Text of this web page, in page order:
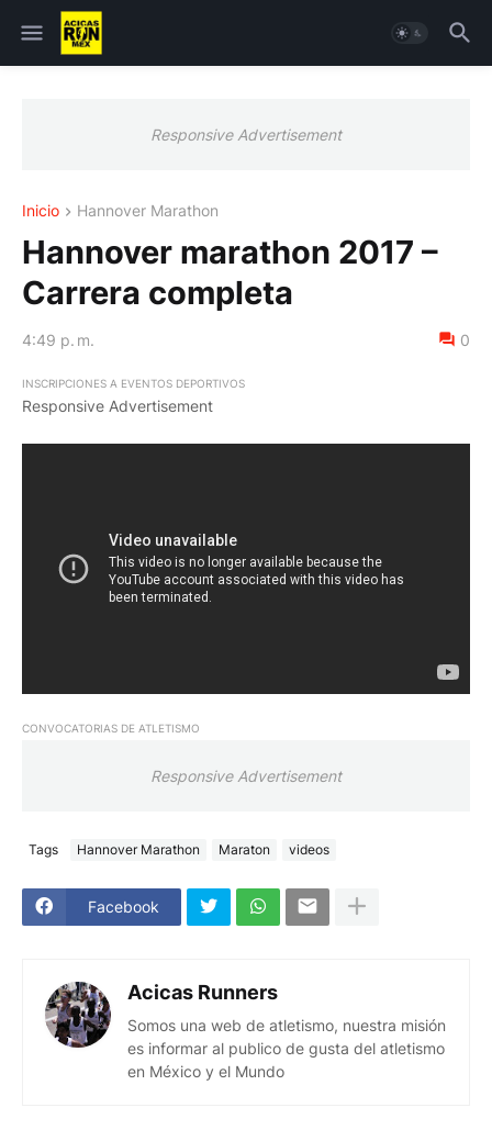
Responsive Advertisement
Inicio Hannover Marathon
Hannover marathon 2017 –
Carrera completa
4:49 p. m. 0
INSCRIPCIONES A EVENTOS DEPORTIVOS
Responsive Advertisement
CONVOCATORIAS DE ATLETISMO
Responsive Advertisement
Tags Hannover Marathon Maraton videos
Facebook
Acicas Runners
Somos una web de atletismo, nuestra misión
es informar al publico de gusta del atletismo
en México y el Mundo